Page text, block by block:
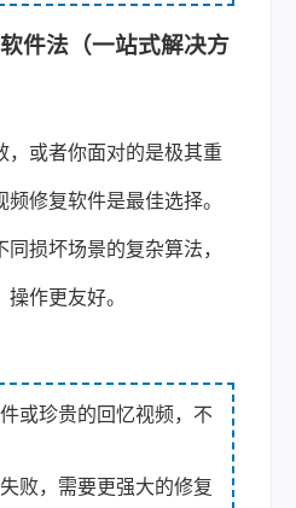
件法（一站式解决方
，或者你面对的是极其重
修复软件是最佳选择。
损坏场景的复杂算法，
作更友好。
或珍贵的回忆视频，不
败，需要更强大的修复